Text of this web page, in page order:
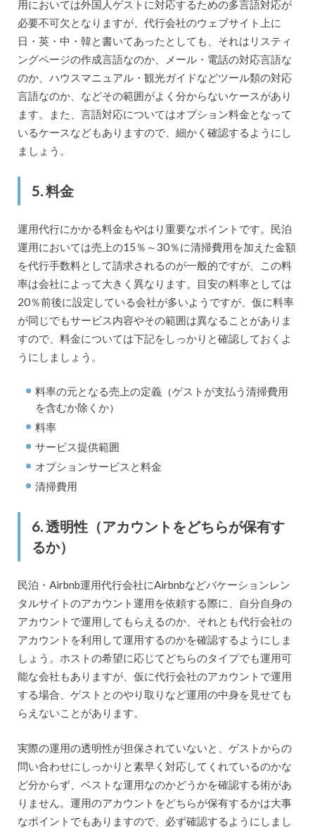
用においては外国人ゲストに対応するための多言語対応が
必要不可欠となりますが、代行会社のウェブサイト上に
日・英・中・韓と書いてあったとしても、それはリスティ
ングページの作成言語なのか、メール・電話の対応言語な
のか、ハウスマニュアル・観光ガイドなどツール類の対応
言語なのか、などその範囲がよく分からないケースがあり
ます。また、言語対応についてはオプション料金となって
いるケースなどもありますので、細かく確認するようにし
ましょう。
5. 料金
運用代行にかかる料金もやはり重要なポイントです。民泊
運用においては売上の15％～30％に清掃費用を加えた金額
を代行手数料として請求されるのが一般的ですが、この料
率は会社によって大きく異なります。目安の料率としては
20％前後に設定している会社が多いようですが、仮に料率
が同じでもサービス内容やその範囲は異なることがありま
すので、料金については下記をしっかりと確認しておくよ
うにしましょう。
料率の元となる売上の定義（ゲストが支払う清掃費用
を含むか除くか）
料率
サービス提供範囲
オプションサービスと料金
清掃費用
6. 透明性（アカウントをどちらが保有す
るか）
民泊・Airbnb運用代行会社にAirbnbなどバケーションレン
タルサイトのアカウント運用を依頼する際に、自分自身の
アカウントで運用してもらえるのか、それとも代行会社の
アカウントを利用して運用するのかを確認するようにしま
しょう。ホストの希望に応じてどちらのタイプでも運用可
能な会社もありますが、仮に代行会社のアカウントで運用
する場合、ゲストとのやり取りなど運用の中身を見せても
らえないことがあります。
実際の運用の透明性が担保されていないと、ゲストからの
問い合わせにしっかりと素早く対応してくれているのかな
ど分からず、ベストな運用なのかどうかを確認する術があ
りません。運用のアカウントをどちらが保有するかは大事
なポイントでもありますので、必ず確認するようにしまし